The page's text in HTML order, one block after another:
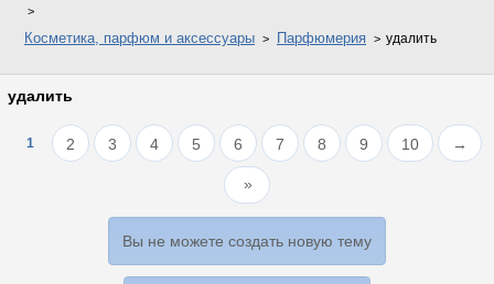
Косметика, парфюм и аксессуары Парфюмерия удалить
удалить
1 2 3 4 5 6 7 8 9 10 →
Вы не можете создать новую тему